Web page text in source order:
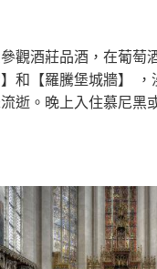
觀酒莊品酒，在葡
【羅騰堡城牆】
逝。晚上入住慕尼黑